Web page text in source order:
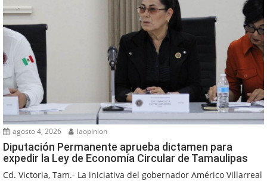
agosto 4, 2026 laopinion
Diputación Permanente aprueba dictamen para
expedir la Ley de Economía Circular de Tamaulipas
Cd. Victoria, Tam.- La iniciativa del gobernador Américo Villarreal